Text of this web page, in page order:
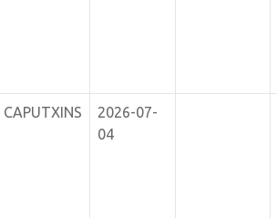
CAPUTXINS
2026-07-
04